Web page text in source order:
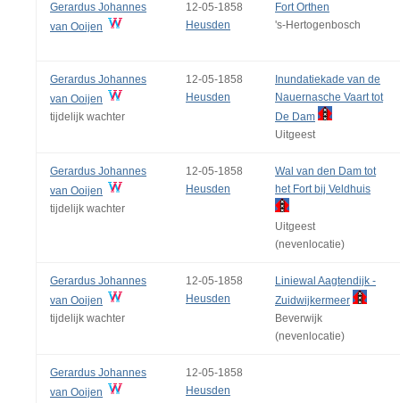
Gerardus Johannes
van Ooijen
12-05-1858
Heusden
Fort Orthen
's‑Hertogenbosch
Gerardus Johannes
van Ooijen
tijdelijk wachter
12-05-1858
Heusden
Inundatiekade van de
Nauernasche Vaart tot
De Dam
Uitgeest
Gerardus Johannes
van Ooijen
tijdelijk wachter
12-05-1858
Heusden
Wal van den Dam tot
het Fort bij Veldhuis
Uitgeest
(nevenlocatie)
Gerardus Johannes
van Ooijen
tijdelijk wachter
12-05-1858
Heusden
Liniewal Aagtendijk -
Zuidwijkermeer
Beverwijk
(nevenlocatie)
Gerardus Johannes
van Ooijen
12-05-1858
Heusden